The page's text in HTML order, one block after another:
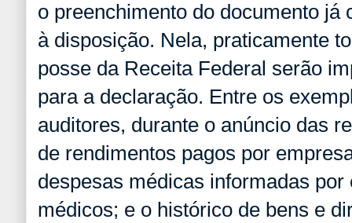
o preenchimento do documento já
à disposição. Nela, praticamente
posse da Receita Federal serão
para a declaração. Entre os
auditores, durante o anúncio das
de rendimentos pagos por
despesas médicas informadas
médicos; e o histórico de bens e